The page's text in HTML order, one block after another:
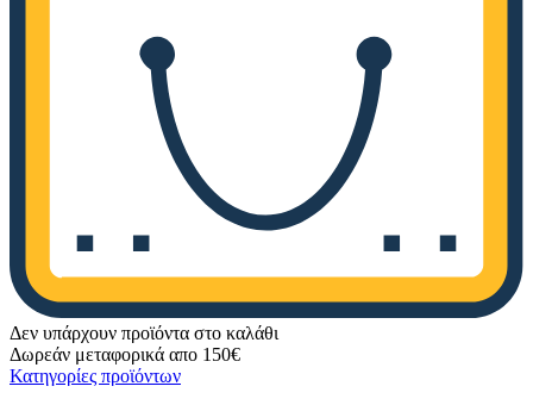
Δεν υπάρχουν προϊόντα στο καλάθι
Δωρεάν μεταφορικά απο 150€
Κατηγορίες προϊόντων